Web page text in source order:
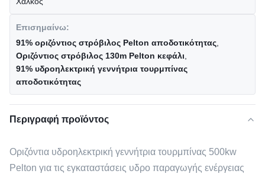
Επισημαίνω:
91% οριζόντιος στρόβιλος Pelton αποδοτικότητας
Οριζόντιος στρόβιλος 130m Pelton κεφάλι
91% υδροηλεκτρική γεννήτρια τουρμπίνας
αποδοτικότητας
Περιγραφή προϊόντος
Οριζόντια υδροηλεκτρική γεννήτρια τουρμπίνας 500kw
Pelton για τις εγκαταστάσεις υδρο παραγωγής ενέργειας